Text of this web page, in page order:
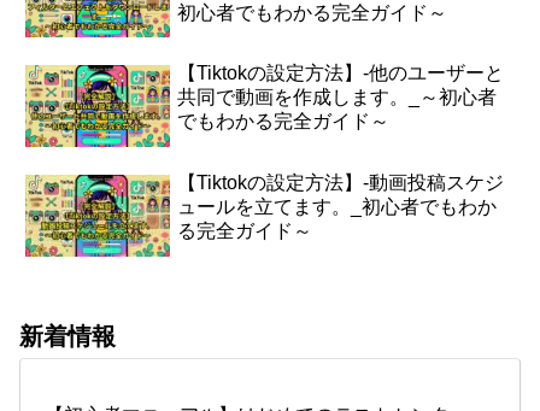
初心者でもわかる完全ガイド～
【Tiktokの設定方法】-他のユーザーと
共同で動画を作成します。_～初心者
でもわかる完全ガイド～
【Tiktokの設定方法】-動画投稿スケジ
ュールを立てます。_初心者でもわか
る完全ガイド～
新着情報